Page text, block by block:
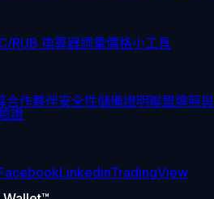
RUB 換算器詞彙價格小工具
合作夥伴安全性儲備證明聯盟牌照與
證
LinkedinTradingView